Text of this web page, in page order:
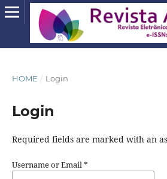
HOME / Login
Login
Required fields are marked with an
Username or Email*